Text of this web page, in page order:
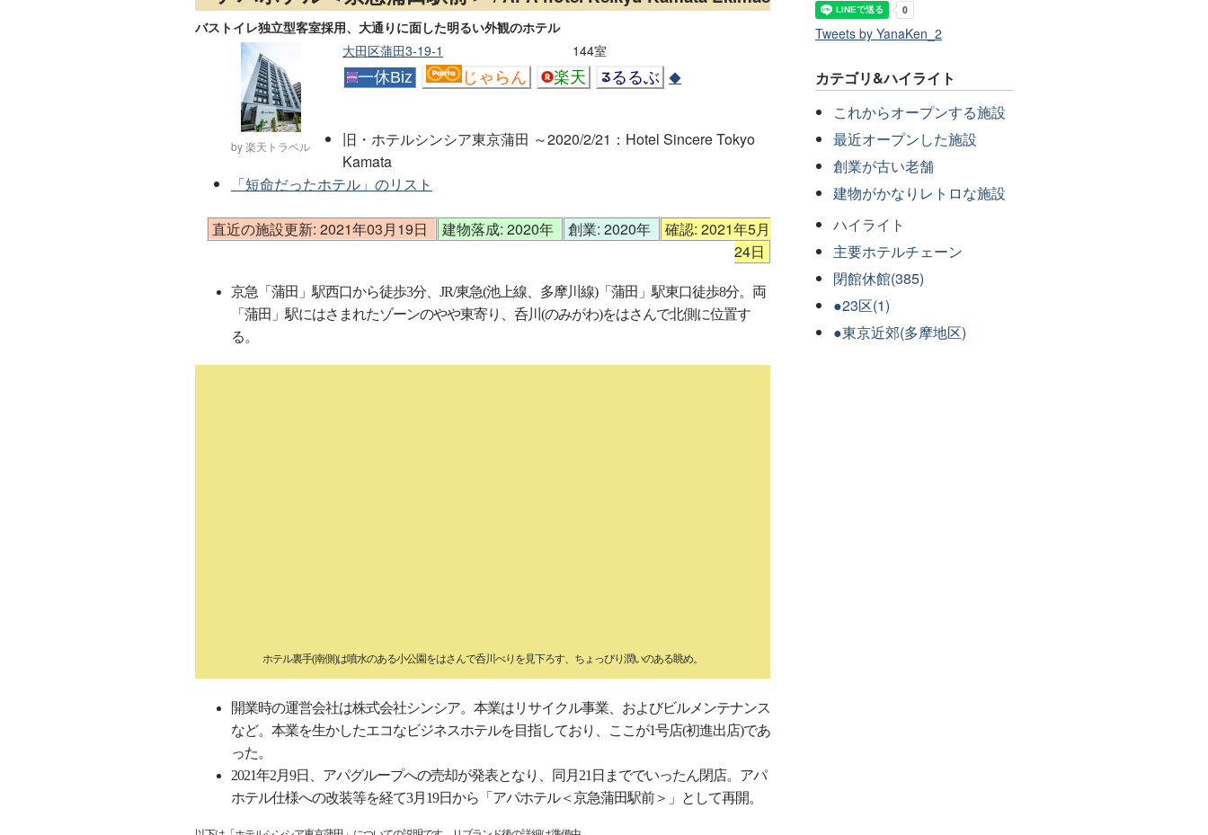
バストイレ独立型客室採用、大通りに面した明るい外観のホテル
by 楽天トラベル
144室
大田区蒲田3-19-1
一休Biz
じゃらん 楽天 るるぶ ◆
旧・ホテルシンシア東京蒲田 ～2020/2/21：Hotel Sincere Tokyo
Kamata
「短命だったホテル」のリスト
直近の施設更新: 2021年03月19日 建物落成: 2020年 創業: 2020年
確認: 2021年5月
24日
京急「蒲田」駅西口から徒歩3分、JR/東急(池上線、多摩川線)「蒲田」駅東口徒歩8分。両
「蒲田」駅にはさまれたゾーンのやや東寄り、呑川(のみがわ)をはさんで北側に位置す
る。
ホテル裏手(南側)は噴水のある小公園をはさんで呑川べりを見下ろす、ちょっぴり潤いのある眺め。
開業時の運営会社は株式会社シンシア。本業はリサイクル事業、およびビルメンテナンス
など。本業を生かしたエコなビジネスホテルを目指しており、ここが1号店(初進出店)であ
った。
2021年2月9日、アパグループへの売却が発表となり、同月21日まででいったん閉店。アパ
ホテル仕様への改装等を経て3月19日から「アパホテル＜京急蒲田駅前＞」として再開。
Tweets by YanaKen_2
カテゴリ&ハイライト
これからオープンする施設
最近オープンした施設
創業が古い老舗
建物がかなりレトロな施設
ハイライト
主要ホテルチェーン
閉館休館(385)
●23区(1)
●東京近郊(多摩地区)